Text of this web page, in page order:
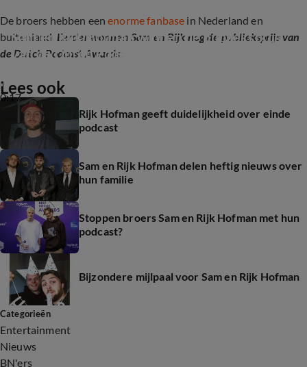
De broers hebben eenenorme fanbase in Nederland en
buitenland. Eerder wonnen Sam en Rijk nog de publieksprijs van
de Dutch Podcast Awards:
0:17
Sam en Rijk Hofman winnen de publieksprijs
van de Dutch Podcast Awards
Lees ook
Rijk Hofman geeft duidelijkheid over einde
podcast
Sam en Rijk Hofman delen heftig nieuws over
hun familie
Stoppen broers Sam en Rijk Hofman met hun
podcast?
Bijzondere mijlpaal voor Sam en Rijk Hofman
Categorieën
Entertainment
Nieuws
BN'ers